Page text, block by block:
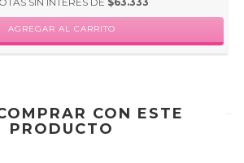
AGREGAR AL CARRITO
CON ESTE
PRODUCTO